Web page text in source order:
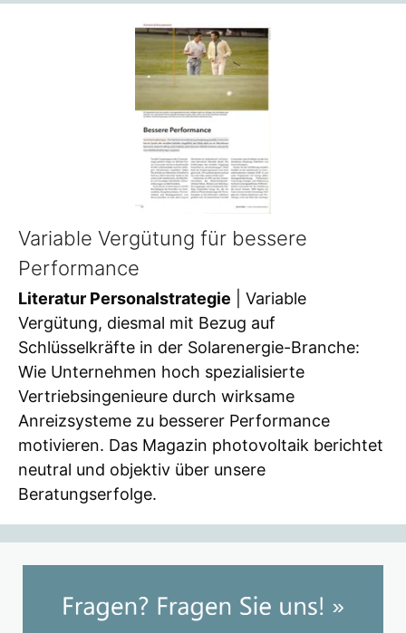
Variable Vergütung für bessere
Performance
Literatur Personalstrategie | Variable
Vergütung, diesmal mit Bezug auf
Schlüsselkräfte in der Solarenergie-Branche:
Wie Unternehmen hoch spezialisierte
Vertriebsingenieure durch wirksame
Anreizsysteme zu besserer Performance
motivieren. Das Magazin photovoltaik berichtet
neutral und objektiv über unsere
Beratungserfolge.